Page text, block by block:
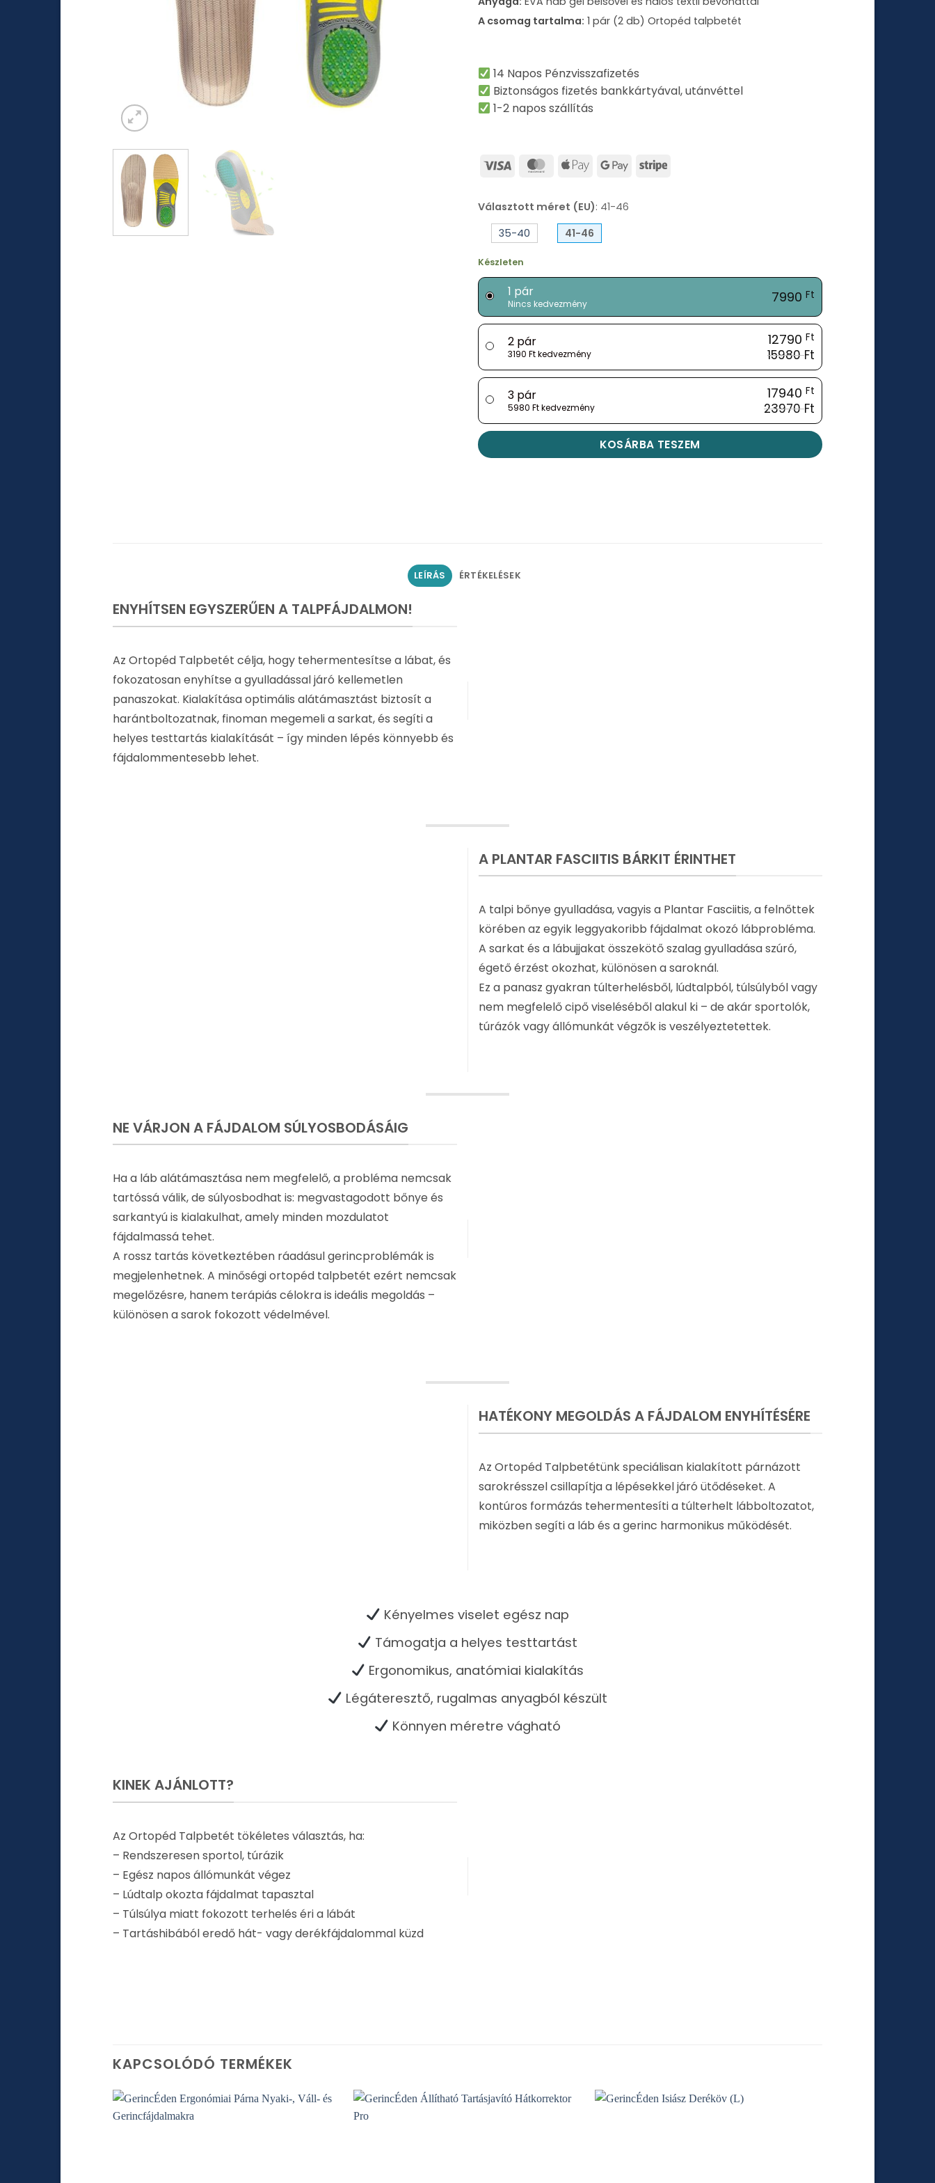
A csomag tartalma: 1 pár (2 db) Ortopéd talpbetét
14 Napos Pénzvisszafizetés
Biztonságos fizetés bankkártyával, utánvéttel
1-2 napos szállítás
Visa MasterCard
Apple GoogleStripe
Választott méret (EU): 41-46
35-40
41-46
Készleten
1 pár
Nincs kedvezmény 7990 Ft
2 pár
3190 Ft kedvezmény
12790 Ft
15980Ft
3 pár
5980 Ft kedvezmény
17940 Ft
23970Ft
KOSÁRBA TESZEM
LEÍRÁS ÉRTÉKELÉSEK
ENYHÍTSEN EGYSZERŰEN A TALPFÁJDALMON!
Az Ortopéd Talpbetét célja, hogy tehermentesítse a lábat, és
fokozatosan enyhítse a gyulladással járó kellemetlen
panaszokat. Kialakítása optimális alátámasztást biztosít a
harántboltozatnak, finoman megemeli a sarkat, és segíti a
helyes testtartás kialakítását – így minden lépés könnyebb és
fájdalommentesebb lehet.
A PLANTAR FASCIITIS BÁRKIT ÉRINTHET
A talpi bőnye gyulladása, vagyis a Plantar Fasciitis, a felnőttek
körében az egyik leggyakoribb fájdalmat okozó lábprobléma.
A sarkat és a lábujjakat összekötő szalag gyulladása szúró,
égető érzést okozhat, különösen a saroknál.
Ez a panasz gyakran túlterhelésből, lúdtalpból, túlsúlyból vagy
nem megfelelő cipő viseléséből alakul ki – de akár sportolók,
túrázók vagy állómunkát végzők is veszélyeztetettek.
NE VÁRJON A FÁJDALOM SÚLYOSBODÁSÁIG
Ha a láb alátámasztása nem megfelelő, a probléma nemcsak
tartóssá válik, de súlyosbodhat is: megvastagodott bőnye és
sarkantyú is kialakulhat, amely minden mozdulatot
fájdalmassá tehet.
A rossz tartás következtében ráadásul gerincproblémák is
megjelenhetnek. A minőségi ortopéd talpbetét ezért nemcsak
megelőzésre, hanem terápiás célokra is ideális megoldás –
különösen a sarok fokozott védelmével.
HATÉKONY MEGOLDÁS A FÁJDALOM ENYHÍTÉSÉRE
Az Ortopéd Talpbetétünk speciálisan kialakított párnázott
sarokrésszel csillapítja a lépésekkel járó ütődéseket. A
kontúros formázás tehermentesíti a túlterhelt lábboltozatot,
miközben segíti a láb és a gerinc harmonikus működését.
Kényelmes viselet egész nap
Támogatja a helyes testtartást
Ergonomikus, anatómiai kialakítás
Légáteresztő, rugalmas anyagból készült
Könnyen méretre vágható
KINEK AJÁNLOTT?
Az Ortopéd Talpbetét tökéletes választás, ha:
– Rendszeresen sportol, túrázik
– Egész napos állómunkát végez
– Lúdtalp okozta fájdalmat tapasztal
– Túlsúlya miatt fokozott terhelés éri a lábát
– Tartáshibából eredő hát- vagy derékfájdalommal küzd
KAPCSOLÓDÓ TERMÉKEK